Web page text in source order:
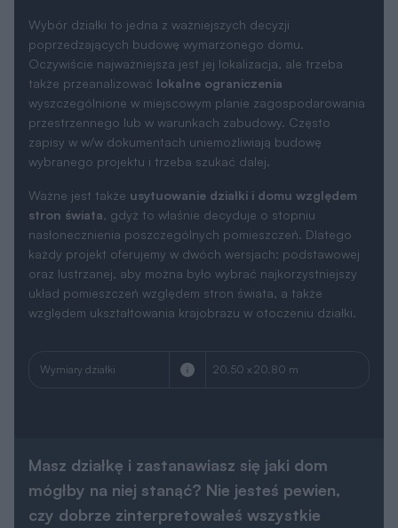
Wybór działki to jedna z ważniejszych decyzji
poprzedzających budowę wymarzonego domu.
Oczywiście najważniejsza jest jej lokalizacja, ale trzeba
także przeanalizować lokalne ograniczenia
wyszczególnione w miejscowym planie zagospodarowania
przestrzennego lub w warunkach zabudowy. Często
zapisy w w/w dokumentach uniemożliwiają budowę
wybranego projektu i trzeba szukać dalej.
Ważne jest także usytuowanie działki i domu względem
stron świata, gdyż to właśnie decyduje o stopniu
nasłonecznienia poszczególnych pomieszczeń. Dlatego
każdy projekt oferujemy w dwóch wersjach: podstawowej
oraz lustrzanej, aby można było wybrać najkorzystniejszy
układ pomieszczeń względem stron świata, a także
względem ukształtowania krajobrazu w otoczeniu działki.
Wymiary działki 20.50 x 20.80 m
Masz działkę i zastanawiasz się jaki dom
mógłby na niej stanąć? Nie jesteś pewien,
czy dobrze zinterpretowałeś wszystkie